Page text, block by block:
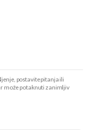
postavite pitanja ili
može potaknuti zanimljiv